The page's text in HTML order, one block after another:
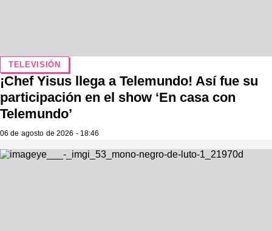
TELEVISIÓN
¡Chef Yisus llega a Telemundo! Así fue su
participación en el show ‘En casa con
Telemundo’
06 de agosto de 2026 - 18:46